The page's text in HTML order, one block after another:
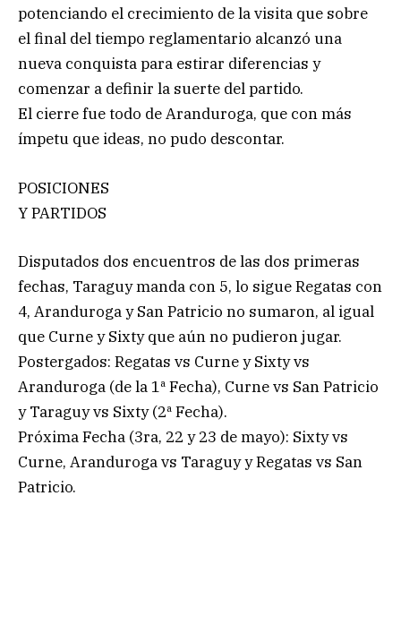
potenciando el crecimiento de la visita que sobre
el final del tiempo reglamentario alcanzó una
nueva conquista para estirar diferencias y
comenzar a definir la suerte del partido.
El cierre fue todo de Aranduroga, que con más
ímpetu que ideas, no pudo descontar.
POSICIONES
Y PARTIDOS
Disputados dos encuentros de las dos primeras
fechas, Taraguy manda con 5, lo sigue Regatas con
4, Aranduroga y San Patricio no sumaron, al igual
que Curne y Sixty que aún no pudieron jugar.
Postergados: Regatas vs Curne y Sixty vs
Aranduroga (de la 1ª Fecha), Curne vs San Patricio
y Taraguy vs Sixty (2ª Fecha).
Próxima Fecha (3ra, 22 y 23 de mayo): Sixty vs
Curne, Aranduroga vs Taraguy y Regatas vs San
Patricio.